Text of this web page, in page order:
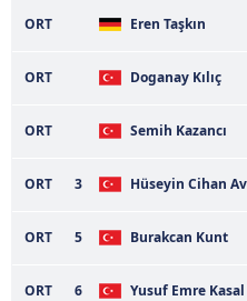
sınırlı olarak açık rızanız
Çerezlere ilişkin tercihlerinizi
için Ayarlar butonuna
hazırlanmış Aydınlatma
almak için lütfen
tıklayınız
ORT Eren Taşkın
ORT Doganay Kılıç
ORT Semih Kazancı
ORT 3 Hüseyin Cihan
ORT 5 Burakcan Kunt
ORT 6 Yusuf Emre Kasal